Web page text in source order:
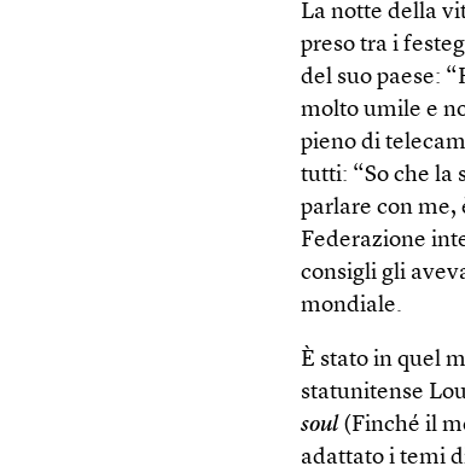
La notte della
preso tra i
del suo paese:
molto umile e
pieno di
tutti: “So che la
parlare con me,
Federazione
consigli gli
mondiale.
È stato in quel
statunitense
soul (Finché il
adattato i temi